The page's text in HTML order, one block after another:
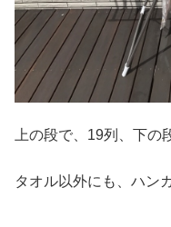
上の段で、19列、下の
タオル以外にも、ハン